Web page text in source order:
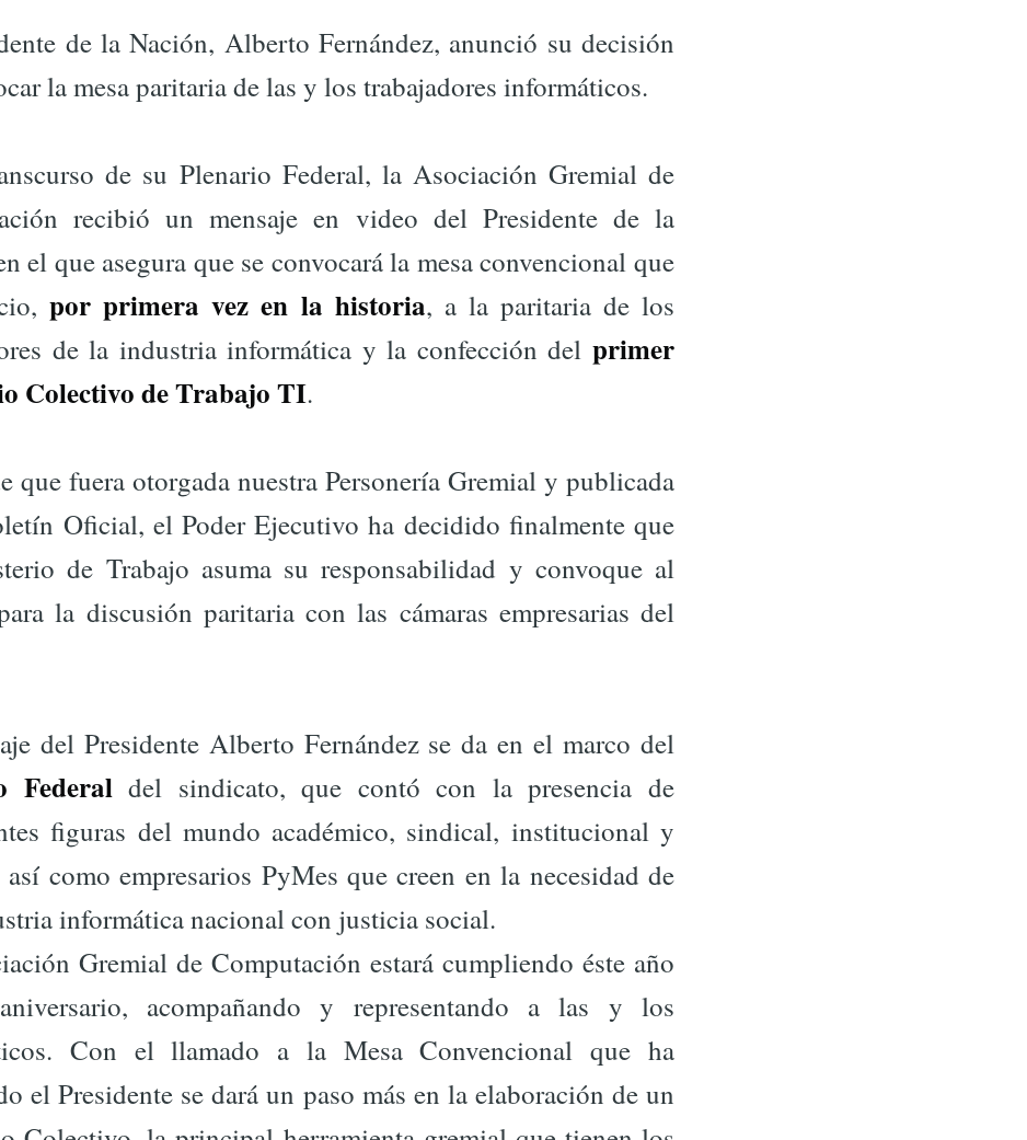
de la Nación, Alberto Fernández, anunció su decisión
la mesa paritaria de las y los trabajadores informáticos.
de su Plenario Federal, la Asociación Gremial de
recibió un mensaje en video del Presidente de la
el que asegura que se convocará la mesa convencional que
por primera vez en la historia, a la paritaria de los
de la industria informática y la confección del primer
Colectivo de Trabajo TI.
que fuera otorgada nuestra Personería Gremial y publicada
Oficial, el Poder Ejecutivo ha decidido finalmente que
de Trabajo asuma su responsabilidad y convoque al
la discusión paritaria con las cámaras empresarias del
del Presidente Alberto Fernández se da en el marco del
Federaldel sindicato, que contó con la presencia de
figuras del mundo académico, sindical, institucional y
como empresarios PyMes que creen en la necesidad de
informática nacional con justicia social.
Gremial de Computación estará cumpliendo éste año
acompañando y representando a las y los
Con el llamado a la Mesa Convencional que ha
el Presidente se dará un paso más en la elaboración de un